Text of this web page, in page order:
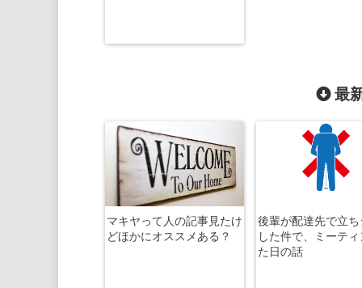
最
マキヤって人の記事見たけ
どほかにオススメある？
後輩が配達先で立
した件で、ミーテ
た日の話